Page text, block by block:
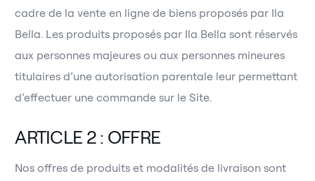
cadre de la vente en ligne de biens proposés par Ila
Bella. Les produits proposés par Ila Bella sont réservés
aux personnes majeures ou aux personnes mineures
titulaires d’une autorisation parentale leur permettant
d’effectuer une commande sur le Site.
ARTICLE 2 : OFFRE
Nos offres de produits et modalités de livraison sont